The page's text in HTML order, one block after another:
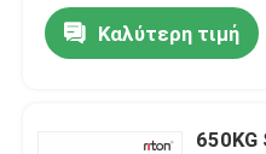
Καλύτερη τιμή